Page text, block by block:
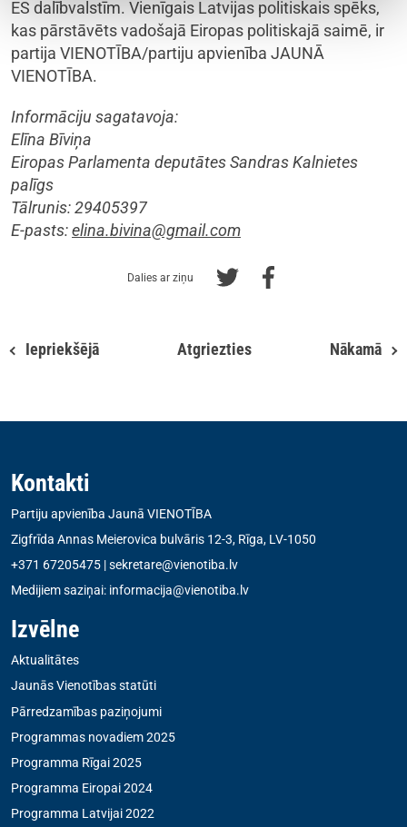
ES dalībvalstīm. Vienīgais Latvijas politiskais spēks,
kas pārstāvēts vadošajā Eiropas politiskajā saimē, ir
partija VIENOTĪBA/partiju apvienība JAUNĀ
VIENOTĪBA.
Informāciju sagatavoja:
Elīna Bīviņa
Eiropas Parlamenta deputātes Sandras Kalnietes
palīgs
Tālrunis: 29405397
E-pasts:elina.bivina@gmail.com
Dalies ar ziņu
Iepriekšējā Atgriezties Nākamā
Kontakti
Partiju apvienība Jaunā VIENOTĪBA
Zigfrīda Annas Meierovica bulvāris 12-3, Rīga, LV-1050
+371 67205475 |sekretare@vienotiba.lv
Medijiem saziņai: informacija@vienotiba.lv
Izvēlne
Aktualitātes
Jaunās Vienotības statūti
Pārredzamības paziņojumi
Programmas novadiem 2025
Programma Rīgai 2025
Programma Eiropai 2024
Programma Latvijai 2022